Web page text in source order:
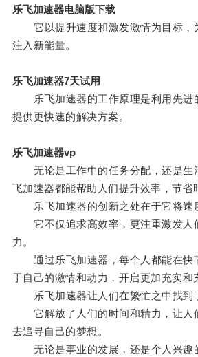
乐飞加速器电脑版下载
它以提升速度和激发激情为目标，
注入新能量。
乐飞加速器7天试用
乐飞加速器的工作原理是利用先进
提供更快速的解决方案。
乐飞加速器vp
无论是工作中的任务分配，还是生
飞加速器都能帮助人们提升效率，节省
乐飞加速器的创新之处在于它将速
它不仅追求高效率，更注重激发人
力。
通过乐飞加速器，每个人都能在快
于自己的激情和动力，开启更加充实和
乐飞加速器让人们在繁忙之中找到
它解放了人们的时间和精力，让人
去追寻自己的梦想。
无论是事业的发展，还是个人兴趣